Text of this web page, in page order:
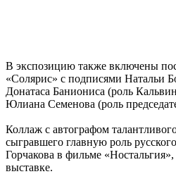
В экспозицию также включены
«Солярис» с подписями Натальи
Донатаса Баниониса (роль
Юлиана Семенова (роль
Коллаж с автографом
сыгравшего главную роль
Горчакова в фильме
выставке.